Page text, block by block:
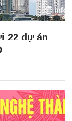
22 dự án